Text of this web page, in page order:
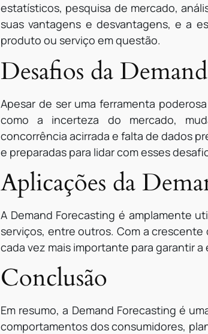
estatísticos, pesquisa de mercado,
suas vantagens e desvantagens, e a
produto ou serviço em questão.
Desafios da
Apesar de ser uma ferramenta
como a incerteza do mercado,
concorrência acirrada e falta de dados
e preparadas para lidar com esses
Aplicações da
A Demand Forecasting é amplamente
serviços, entre outros. Com a
cada vez mais importante para garantir
Conclusão
Em resumo, a Demand Forecasting é
comportamentos dos consumidores,